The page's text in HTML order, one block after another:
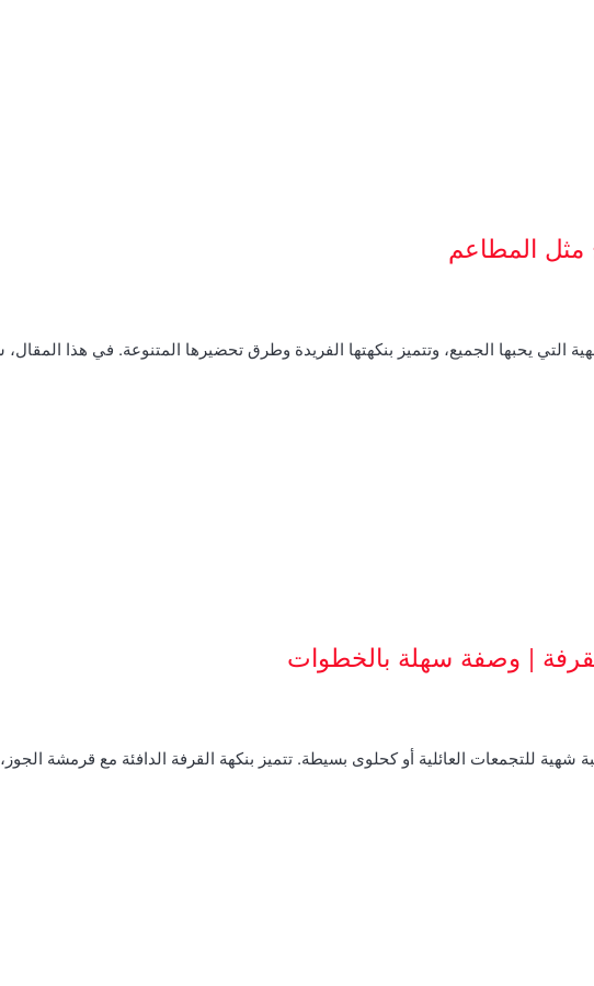
المطاعم
التي يحبها الجميع، وتتميز بنكهتها الفريدة وطرق تحضيرها المتنوعة. في هذا
| وصفة سهلة بالخطوات
شهية للتجمعات العائلية أو كحلوى بسيطة. تتميز بنكهة القرفة الدافئة مع قرمشة